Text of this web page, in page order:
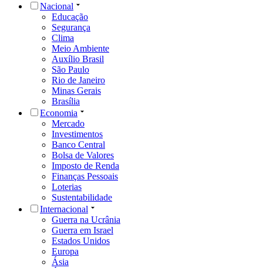
Nacional
Educação
Segurança
Clima
Meio Ambiente
Auxílio Brasil
São Paulo
Rio de Janeiro
Minas Gerais
Brasília
Economia
Mercado
Investimentos
Banco Central
Bolsa de Valores
Imposto de Renda
Finanças Pessoais
Loterias
Sustentabilidade
Internacional
Guerra na Ucrânia
Guerra em Israel
Estados Unidos
Europa
Ásia